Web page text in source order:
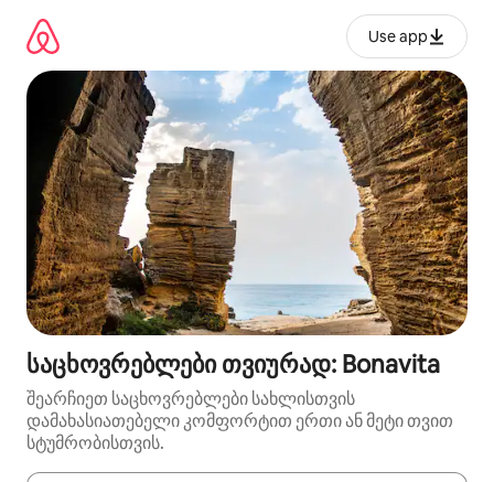
გადასვლა
Use app
საცხოვრებლები თვიურად: Bonavita
შეარჩიეთ საცხოვრებლები სახლისთვის
დამახასიათებელი კომფორტით ერთი ან მეტი თვით
სტუმრობისთვის.